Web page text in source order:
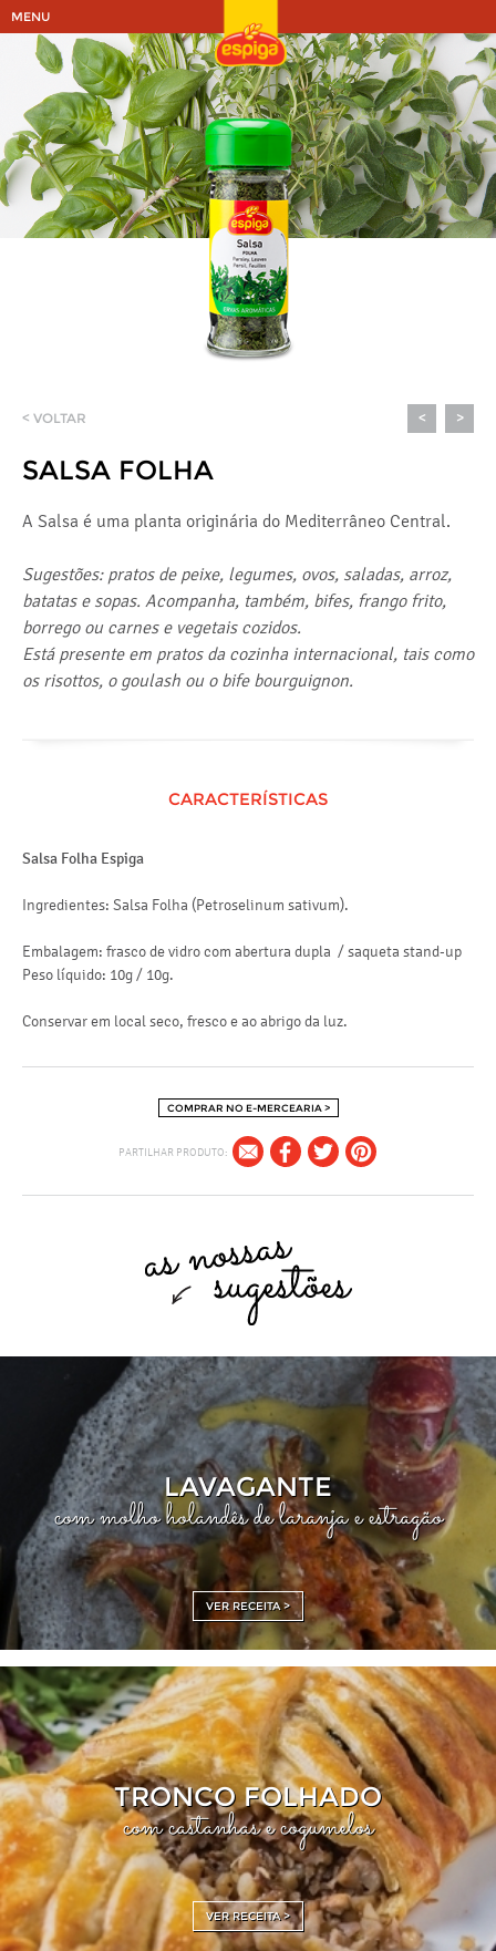
MENU
< VOLTAR < >
SALSA FOLHA
A Salsa é uma planta originária do Mediterrâneo Central.
Sugestões: pratos de peixe, legumes, ovos, saladas, arroz,
batatas e sopas. Acompanha, também, bifes, frango frito,
borrego ou carnes e vegetais cozidos.
Está presente em pratos da cozinha internacional, tais como
os risottos, o goulash ou o bife bourguignon.
CARACTERÍSTICAS
Salsa Folha Espiga
Ingredientes: Salsa Folha (Petroselinum sativum).
Embalagem: frasco de vidro com abertura dupla / saqueta stand-up
Peso líquido: 10g / 10g.
Conservar em local seco, fresco e ao abrigo da luz.
COMPRAR NO E-MERCEARIA >
PARTILHAR PRODUTO:
LAVAGANTE
com molho holandês de laranja e estragão
VER RECEITA >
TRONCO FOLHADO
com castanhas e cogumelos
VER RECEITA >